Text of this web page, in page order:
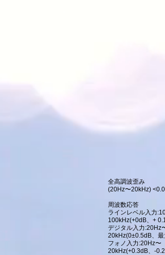
全高調波歪み
(20Hz〜20kHz)
周波数応答
ラインレベル入力
100kHz(+0dB、+
デジタル入力:20Hz
20kHz(0±0.5dB、最
フォノ入力:20Hz〜
20kHz(+0.3dB、-